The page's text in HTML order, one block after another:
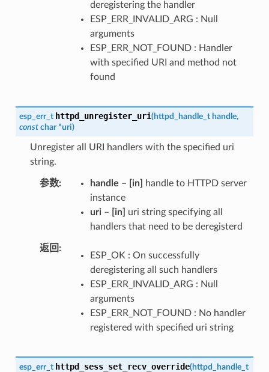
deregistering the handler
ESP_ERR_INVALID_ARG : Null
arguments
ESP_ERR_NOT_FOUND : Handler
with specified URI and method not
found
esp_err_t httpd_unregister_uri(httpd_handle_t handle,
const char *uri)
Unregister all URI handlers with the specified uri
string.
参数 handle – [in]
handle to HTTPD server
instance
uri– [in]
uri string specifying all
handlers that need to be deregisterd
返回
ESP_OK : On successfully
deregistering all such handlers
ESP_ERR_INVALID_ARG : Null
arguments
ESP_ERR_NOT_FOUND : No handler
registered with specified uri string
esp_err_t httpd_sess_set_recv_override(httpd_handle_t